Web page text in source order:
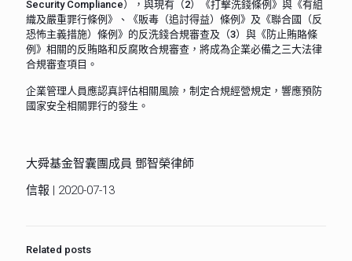
Security Compliance），與現有（2）《打擊洗錢條例》與《有組
織及嚴重罪行條例》、《販毒（追討得益）條例》及《聯合國（反
恐怖主義措施）條例》的反洗錢合規審查及（3）與《防止賄賂條
例》相關的反賄賂和反腐敗合規審查，將成為企業必備之三大法律
合規審查項目。
企業管理人員應認真評估相關風險，制定合規經營規定，響應預防
國家安全相關罪行的發生。
大舜基金智囊團成員 鄧智榮律師
信報 | 2020-07-13
Related posts